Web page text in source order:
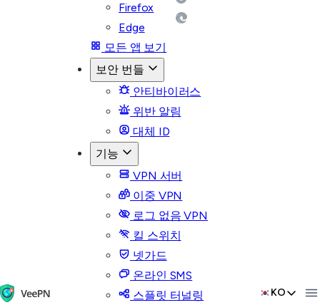
Firefox
Edge
모든 앱 보기
보안 번들
안티바이러스
위반 알림
대체 ID
기능
VPN 서버
이중 VPN
로그 없음 VPN
킬 스위치
넷가드
온라인 SMS
스플릿 터널링
KO